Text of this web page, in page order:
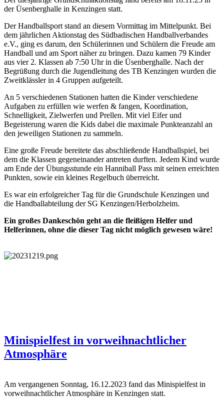
der Üsenberghalle in Kenzingen statt.
Der Handballsport stand an diesem Vormittag im Mittelpunkt. Bei
dem jährlichen Aktionstag des Südbadischen Handballverbandes
e.V., ging es darum, den Schülerinnen und Schülern die Freude am
Handball und am Sport näher zu bringen. Dazu kamen 79 Kinder
aus vier 2. Klassen ab 7:50 Uhr in die Üsenberghalle. Nach der
Begrüßung durch die Jugendleitung des TB Kenzingen wurden die
Zweitklässler in 4 Gruppen aufgeteilt.
An 5 verschiedenen Stationen hatten die Kinder verschiedene
Aufgaben zu erfüllen wie werfen & fangen, Koordination,
Schnelligkeit, Zielwerfen und Prellen. Mit viel Eifer und
Begeisterung waren die Kids dabei die maximale Punkteanzahl an
den jeweiligen Stationen zu sammeln.
Eine große Freude bereitete das abschließende Handballspiel, bei
dem die Klassen gegeneinander antreten durften. Jedem Kind wurde
am Ende der Übungsstunde ein Hanniball Pass mit seinen erreichten
Punkten, sowie ein kleines Regelbuch überreicht.
Es war ein erfolgreicher Tag für die Grundschule Kenzingen und
die Handballabteilung der SG Kenzingen/Herbolzheim.
Ein großes Dankeschön geht an die fleißigen Helfer und
Helferinnen, ohne die dieser Tag nicht möglich gewesen wäre!
Minispielfest in vorweihnachtlicher
Atmosphäre
Am vergangenen Sonntag, 16.12.2023 fand das Minispielfest in
vorweihnachtlicher Atmosphäre in Kenzingen statt.